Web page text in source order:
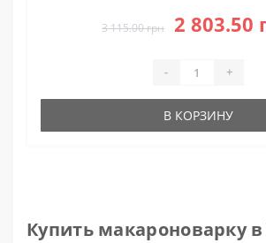
3 115.00 грн 2 803.50
- +
В КОРЗИНУ
Купить макароноварку